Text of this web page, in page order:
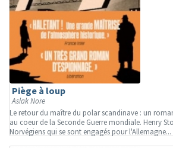
Piège à loup
Aslak Nore
Le retour du maître du polar scandinave : un
au coeur de la Seconde Guerre mondiale. Henry
Norvégiens qui se sont engagés pour l'Allemagne...